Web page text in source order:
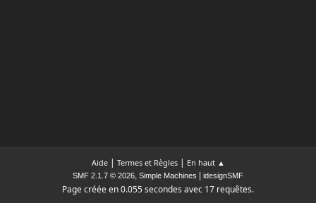
Aide| Termes et Règles| En haut ▲
SMF 2.1.7 © 2026, Simple Machines idesignSMF
Page créée en 0.055 secondes avec 17 requêtes.